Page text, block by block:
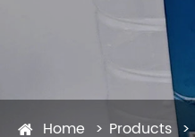
Home Products